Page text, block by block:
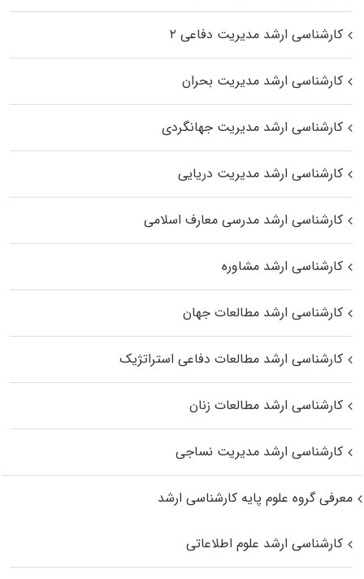
کارشناسی ارشد مدیریت دفاعی ۲
کارشناسی ارشد مدیریت بحران
کارشناسی ارشد مدیریت جهانگردی
کارشناسی ارشد مدیریت دریایی
کارشناسی ارشد مدرسی معارف اسلامی
کارشناسی ارشد مشاوره
کارشناسی ارشد مطالعات جهان
کارشناسی ارشد مطالعات دفاعی استراتژیک
کارشناسی ارشد مطالعات زنان
کارشناسی ارشد مدیریت نساجی
معرفی گروه علوم پایه کارشناسی ارشد
کارشناسی ارشد علوم اطلاعاتی